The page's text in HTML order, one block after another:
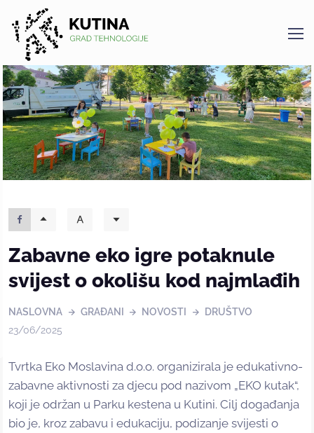
Kutina
Zabavne eko igre potaknule
svijest o okolišu kod najmlađih
NASLOVNA GRAĐANI NOVOSTI
DRUŠTVO
23/06/2025
Tvrtka Eko Moslavina d.o.o. organizirala je edukativno-
zabavne aktivnosti za djecu pod nazivom „EKO kutak“,
koji je održan u Parku kestena u Kutini. Cilj događanja
bio je, kroz zabavu i edukaciju, podizanje svijesti o